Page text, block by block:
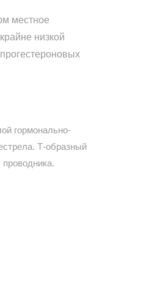
местное
низкой
гормонально-
Т-образный